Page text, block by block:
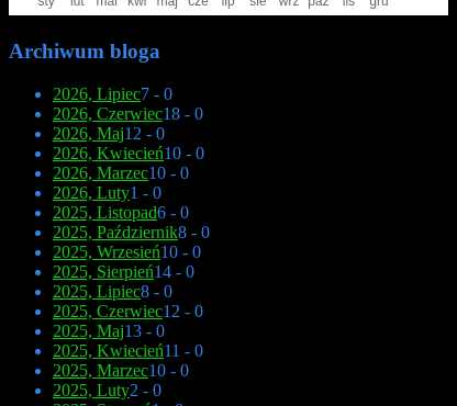
Archiwum bloga
2026, Lipiec7 - 0
2026, Czerwiec18 - 0
2026, Maj12 - 0
2026, Kwiecień10 - 0
2026, Marzec10 - 0
2026, Luty1 - 0
2025, Listopad6 - 0
2025, Październik8 - 0
2025, Wrzesień10 - 0
2025, Sierpień14 - 0
2025, Lipiec8 - 0
2025, Czerwiec12 - 0
2025, Maj13 - 0
2025, Kwiecień11 - 0
2025, Marzec10 - 0
2025, Luty2 - 0